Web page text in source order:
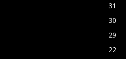
31
30
29
22